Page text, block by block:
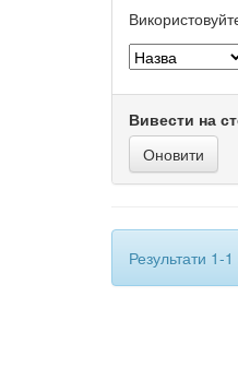
Вивести на
Результати 1-